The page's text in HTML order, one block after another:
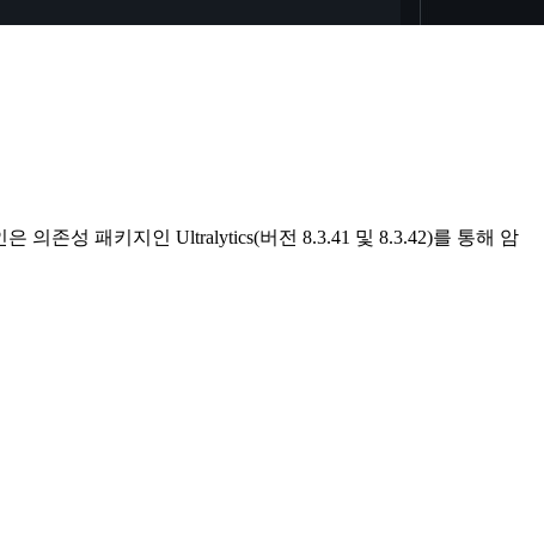
의존성 패키지인 Ultralytics(버전 8.3.41 및 8.3.42)를 통해 암